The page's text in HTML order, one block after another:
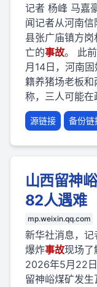
记者 杨峰 马嘉
闻记者从河南
县张广庙镇方
亡的事故。 此
月14日，河南
籍养猪场老板
称，三人可能在
源链接 备份链
山西留神
82人遇难
mp.weixin.qq.com
新华社消息，
爆炸事故现场了
2026年5月22
留神峪煤矿发生